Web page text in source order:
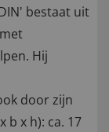
bestaat uit
Hij
door zijn
b x h): ca. 17